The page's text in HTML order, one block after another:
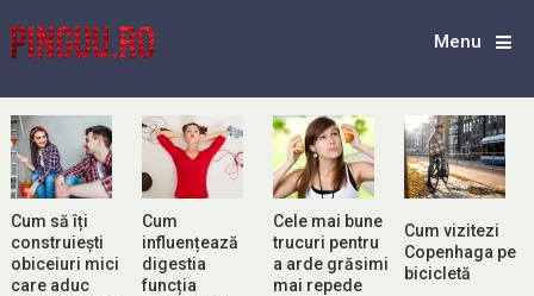
Menu
Cum să îți
construiești
obiceiuri mici
care aduc
Cum
influențează
digestia
funcția
Cele mai bune
trucuri pentru
a arde grăsimi
mai repede
Cum vizitezi
Copenhaga pe
bicicletă